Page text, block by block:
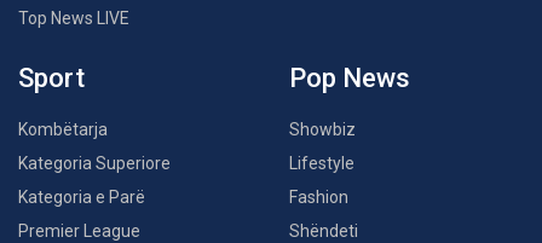
Top News LIVE
Sport
Kombëtarja
Kategoria Superiore
Kategoria e Parë
Premier League
Pop News
Showbiz
Lifestyle
Fashion
Shëndeti